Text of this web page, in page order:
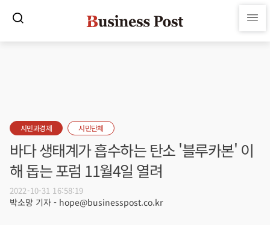
시민과경제 시민단체
바다 생태계가 흡수하는 탄소 '블루카본' 이
해 돕는 포럼 11월4일 열려
2022-10-31 16:58:19
박소망 기자 - hope@businesspost.co.kr